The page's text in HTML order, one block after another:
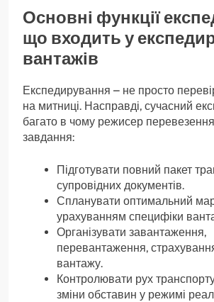
Основні функції
що входить у
вантажів
Експедирування – не просто
на митниці. Насправді, сучасний
багато в чому режисер
завдання:
Підготувати повний пакет
супровідних документів.
Спланувати оптимальний
урахуванням специфіки
Організувати завантаження,
перевантаження,
вантажу.
Контролювати рух
зміни обставин у режимі